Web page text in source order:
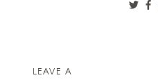
LEAVE A